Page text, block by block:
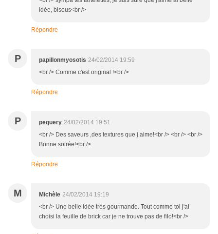
idée, bisous<br />
Répondre
P papillonmyosotis 24/02/2014 19:59
<br /> Comme c'est original !<br />
Répondre
P pequery 24/02/2014 19:51
<br /> Des saveurs ,des textures que j aime!<br /> <br /> <br />
Bonne soirée!<br />
Répondre
M Michèle 24/02/2014 19:19
<br /> Une belle idée très gourmande. Tout comme toi j'ai
choisi la feuille de brick car je ne trouve pas de filo!<br />